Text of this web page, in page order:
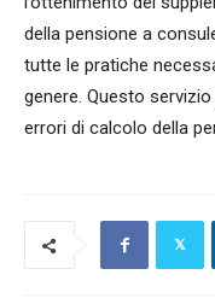
della pensione a
tutte le pratiche
genere. Questo
errori di calcolo della